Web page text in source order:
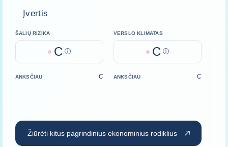
Įvertis
ŠALIŲ RIZIKA
C Help
VERSLO KLIMATAS
C Help
ANKSČIAU C ANKSČIAU C
Žiūrėti kitus pagrindinius ekonominius rodiklius